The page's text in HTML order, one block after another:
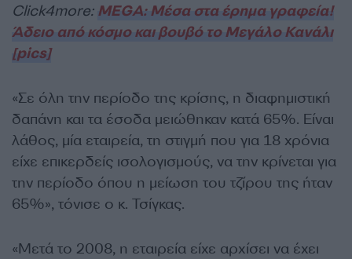
Click4more: MEGA: Μέσα στα έρημα γραφεία!
Άδειο από κόσμο και βουβό το Μεγάλο Κανάλι
[pics]
«Σε όλη την περίοδο της κρίσης, η διαφημιστική
δαπάνη και τα έσοδα μειώθηκαν κατά 65%. Είναι
λάθος, μία εταιρεία, τη στιγμή που για 18 χρόνια
είχε επικερδείς ισολογισμούς, να την κρίνεται για
την περίοδο όπου η μείωση του τζίρου της ήταν
65%», τόνισε ο κ. Τσίγκας.
«Μετά το 2008, η εταιρεία είχε αρχίσει να έχει